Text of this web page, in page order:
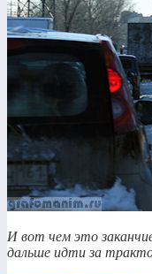
И вот чем это
дальше идти за